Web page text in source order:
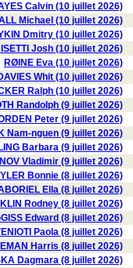
Calvin (10 juillet 2026)
Michael (10 juillet 2026)
Dmitry (10 juillet 2026)
Josh (10 juillet 2026)
RØINE Eva (10 juillet 2026)
Whit (10 juillet 2026)
Ralph (10 juillet 2026)
Randolph (9 juillet 2026)
Peter (9 juillet 2026)
Nam-nguen (9 juillet 2026)
LING Barbara (9 juillet 2026)
Vladimir (9 juillet 2026)
Bonnie (8 juillet 2026)
Ella (8 juillet 2026)
Rodney (8 juillet 2026)
Edward (8 juillet 2026)
Paola (8 juillet 2026)
Harris (8 juillet 2026)
Dagmara (8 juillet 2026)